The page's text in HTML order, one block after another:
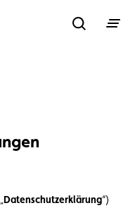
Rechercher
Datenschutzerklärung“)